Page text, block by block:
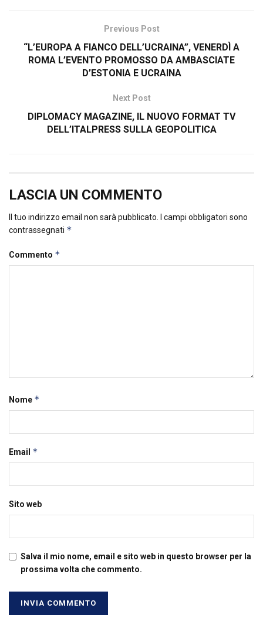
Previous Post
“L’EUROPA A FIANCO DELL’UCRAINA”, VENERDÌ A
ROMA L’EVENTO PROMOSSO DA AMBASCIATE
D’ESTONIA E UCRAINA
Next Post
DIPLOMACY MAGAZINE, IL NUOVO FORMAT TV
DELL’ITALPRESS SULLA GEOPOLITICA
LASCIA UN COMMENTO
Il tuo indirizzo email non sarà pubblicato.
I campi obbligatori sono
contrassegnati *
Commento *
Nome *
Email *
Sito web
Salva il mio nome, email e sito web in questo browser per la
prossima volta che commento.